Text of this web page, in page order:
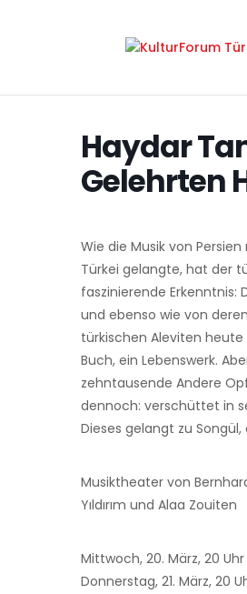
Haydar
Gelehrten
Wie die Musik von
Türkei gelangte, hat der
faszinierende Erkenntnis:
und ebenso wie von
türkischen Aleviten
Buch, ein Lebenswerk.
zehntausende Andere
dennoch: verschüttet in
Dieses gelangt zu
Musiktheater von
Yıldırım und Alaa Zouiten
Mittwoch, 20. März, 20 Uhr
Donnerstag, 21. März, 20